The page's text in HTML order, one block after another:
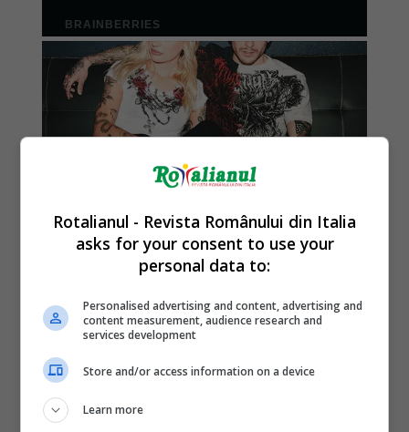
Rotalianul - Revista Românului din Italia
asks for your consent to use your
personal data to:
Personalised advertising and content, advertising and
content measurement, audience research and
services development
Store and/or access information on a device
Learn more